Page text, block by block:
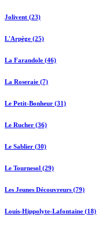
Jolivent (23)
L'Arpège (25)
La Farandole (46)
La Roseraie (7)
Le Petit-Bonheur (31)
Le Rucher (36)
Le Sablier (30)
Le Tournesol (29)
Les Jeunes Découvreurs (79)
Louis-Hippolyte-Lafontaine (18)